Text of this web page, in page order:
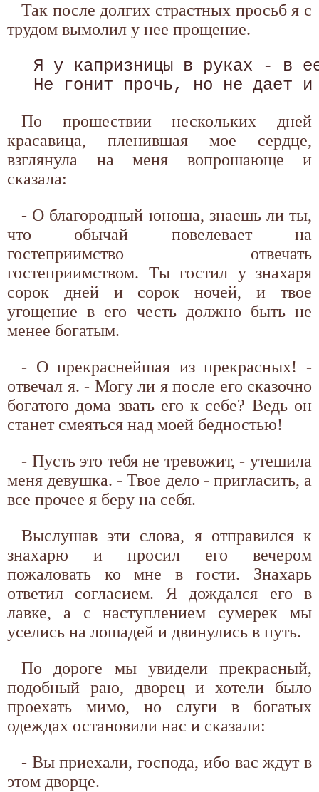
Так после долгих страстных просьб я с
трудом вымолил у нее прощение.
Я у капризницы в руках - в
По прошествии нескольких дней
красавица, пленившая мое сердце,
взглянула на меня вопрошающе и
сказала:
- О благородный юноша, знаешь ли ты,
что обычай повелевает на
гостеприимство отвечать
гостеприимством. Ты гостил у знахаря
сорок дней и сорок ночей, и твое
угощение в его честь должно быть не
менее богатым.
- О прекраснейшая из прекрасных! -
отвечал я. - Могу ли я после его сказочно
богатого дома звать его к себе? Ведь он
станет смеяться над моей бедностью!
- Пусть это тебя не тревожит, - утешила
меня девушка. - Твое дело - пригласить, а
все прочее я беру на себя.
Выслушав эти слова, я отправился к
знахарю и просил его вечером
пожаловать ко мне в гости. Знахарь
ответил согласием. Я дождался его в
лавке, а с наступлением сумерек мы
уселись на лошадей и двинулись в путь.
По дороге мы увидели прекрасный,
подобный раю, дворец и хотели было
проехать мимо, но слуги в богатых
одеждах остановили нас и сказали:
- Вы приехали, господа, ибо вас ждут в
этом дворце.